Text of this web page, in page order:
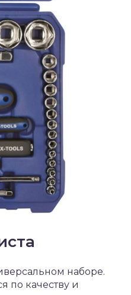
наборе.
по качеству и